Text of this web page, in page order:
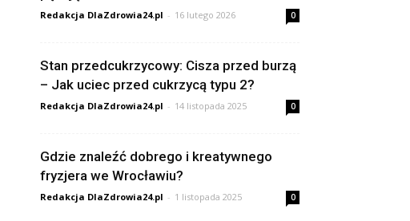
Redakcja DlaZdrowia24.pl - 16 lutego 2026 0
Stan przedcukrzycowy: Cisza przed burzą
– Jak uciec przed cukrzycą typu 2?
Redakcja DlaZdrowia24.pl - 14 listopada 2025 0
Gdzie znaleźć dobrego i kreatywnego
fryzjera we Wrocławiu?
Redakcja DlaZdrowia24.pl - 1 listopada 2025 0